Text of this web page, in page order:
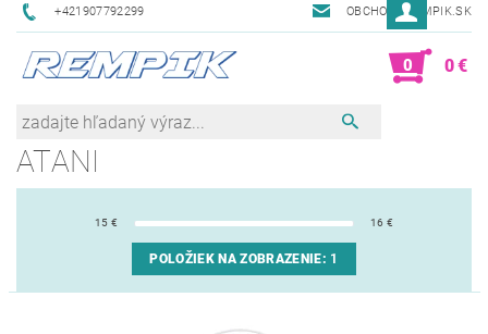
+421907792299 OBCHOD@REMPIK.SK
0 0 €
ATANI
15 € 16 €
POLOŽIEK NA ZOBRAZENIE: 1